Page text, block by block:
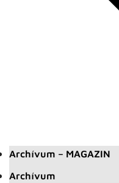
Archívum – MAGAZIN
Archívum